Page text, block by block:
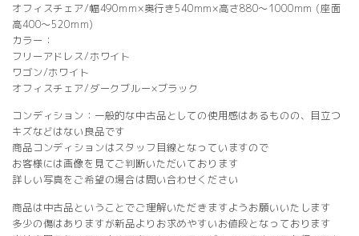
オフィスチェア/幅490mm×奥行き540mm×高さ880～1000mm (座面
高400～520mm)
カラー：
フリーアドレス/ホワイト
ワゴン/ホワイト
オフィスチェア/ダークブルー×ブラック
コンディション：一般的な中古品としての使用感はあるものの、目立つ
キズなどはない良品です
商品コンディションはスタッフ目線となっていますので
お客様には画像を見てご判断いただいております
詳しい写真をご希望の場合は問い合わせください
商品は中古品ということでご理解いただきますようお願いいたします
多少の傷はありますが新品よりお求めやすいお値段となっております